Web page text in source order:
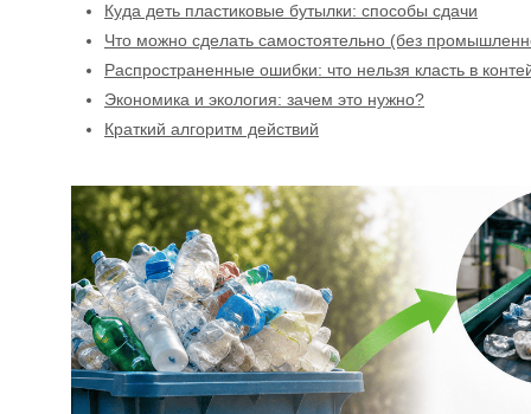
Куда деть пластиковые бутылки: способы сдачи
Что можно сделать самостоятельно (без
Распространенные ошибки: что нельзя класть в
Экономика и экология: зачем это нужно?
Краткий алгоритм действий